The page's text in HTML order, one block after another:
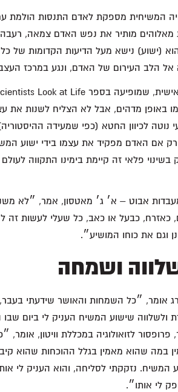
המשיחית מספקת לאדם התנסות הולמת
מותיר את נפש האדם צמאה,
(ישוע) נישא מעל הדיעות הקדומות של
אל הלב העירום של האדם, ונגע במרכז
באופן מדהים, אבל לא הצליח לשנות את
נוטה לכיוון החטא (כפי שמעידה
רק אם האדם מפקיד את עצמו בידי ישוע
פלאי זה קיימת בימינו התקווה לעולם
אבוט – א׳ ג׳ מאטסון, אמר, ״לא
כאזרח, כבעל או כאב, כל שעלי לעשות זה
וגם את כוחו המושיע״.
ושמחה
אומר, ״כל השמחות והאושר שידעתי בעבר,
שישוע המשיח העניק לי ביום שבו
פרופסור לזואולוגיה במכללת וויטון,
במה שהוא מאמין בגלל ההוכחות שהוא
נזקקתי לסליחה, והוא העניק לי
לי אותו״.